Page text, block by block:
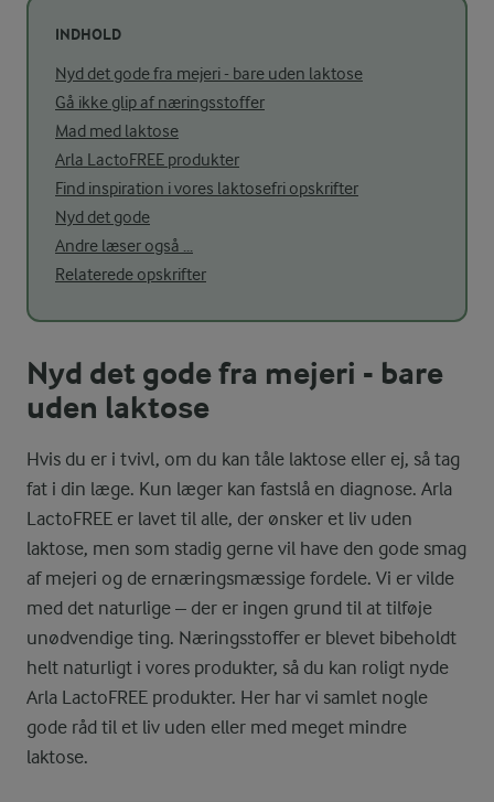
INDHOLD
Nyd det gode fra mejeri - bare uden laktose
Gå ikke glip af næringsstoffer
Mad med laktose
Arla LactoFREE produkter
Find inspiration i vores laktosefri opskrifter
Nyd det gode
Andre læser også ...
Relaterede opskrifter
Nyd det gode fra mejeri - bare
uden laktose
Hvis du er i tvivl, om du kan tåle laktose eller ej, så tag
fat i din læge. Kun læger kan fastslå en diagnose. Arla
LactoFREE er lavet til alle, der ønsker et liv uden
laktose, men som stadig gerne vil have den gode smag
af mejeri og de ernæringsmæssige fordele. Vi er vilde
med det naturlige – der er ingen grund til at tilføje
unødvendige ting. Næringsstoffer er blevet bibeholdt
helt naturligt i vores produkter, så du kan roligt nyde
Arla LactoFREE produkter. Her har vi samlet nogle
gode råd til et liv uden eller med meget mindre
laktose.